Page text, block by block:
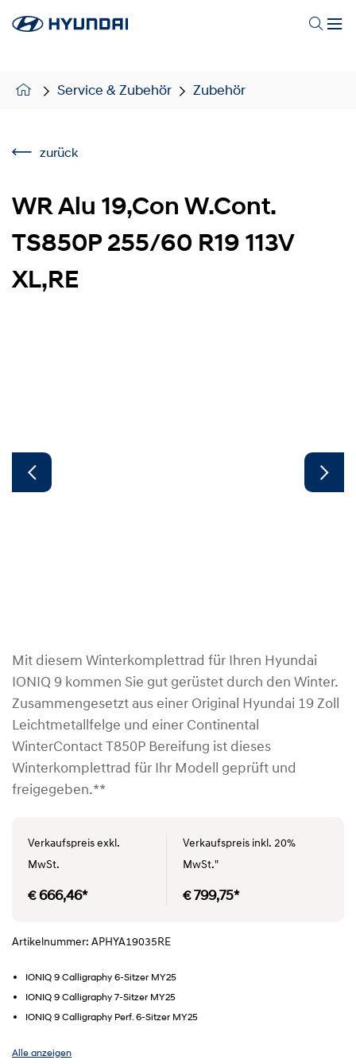
Service & Zubehör Zubehör
zurück
WR Alu 19,Con W.Cont.
TS850P 255/60 R19 113V
XL,RE
Mit diesem Winterkomplettrad für Ihren Hyundai
IONIQ 9 kommen Sie gut gerüstet durch den Winter.
Zusammengesetzt aus einer Original Hyundai 19 Zoll
Leichtmetallfelge und einer Continental
WinterContact T850P Bereifung ist dieses
Winterkomplettrad für Ihr Modell geprüft und
freigegeben.**
Verkaufspreis exkl.
MwSt.
€ 666,46*
Verkaufspreis inkl. 20%
MwSt."
€ 799,75*
Artikelnummer: APHYA19035RE
IONIQ 9 Calligraphy 6-Sitzer MY25
IONIQ 9 Calligraphy 7-Sitzer MY25
IONIQ 9 Calligraphy Perf. 6-Sitzer MY25
Alle anzeigen